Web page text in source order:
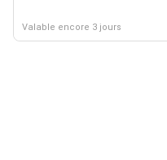
Valable encore 3 jours